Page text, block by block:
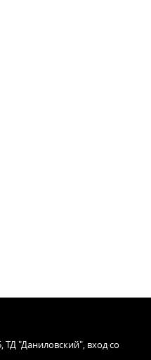
ТД "Даниловский", вход со